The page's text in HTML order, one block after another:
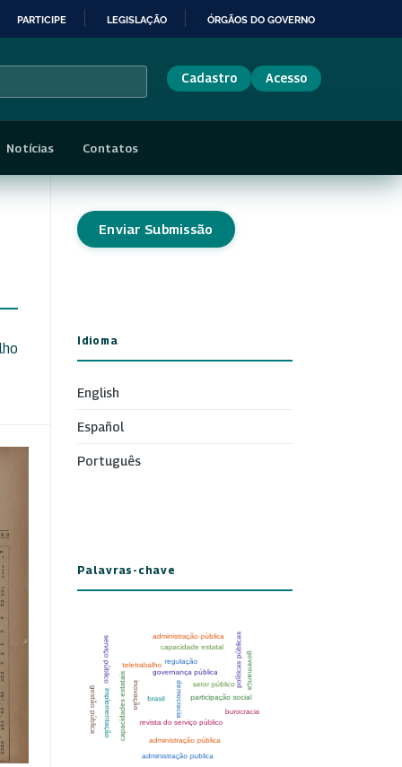
PARTICIPE LEGISLAÇÃO ÓRGÃOS DO GOVERNO
Cadastro Acesso
Notícias Contatos
Enviar Submissão
Idioma
English
Español
Português
Palavras-chave